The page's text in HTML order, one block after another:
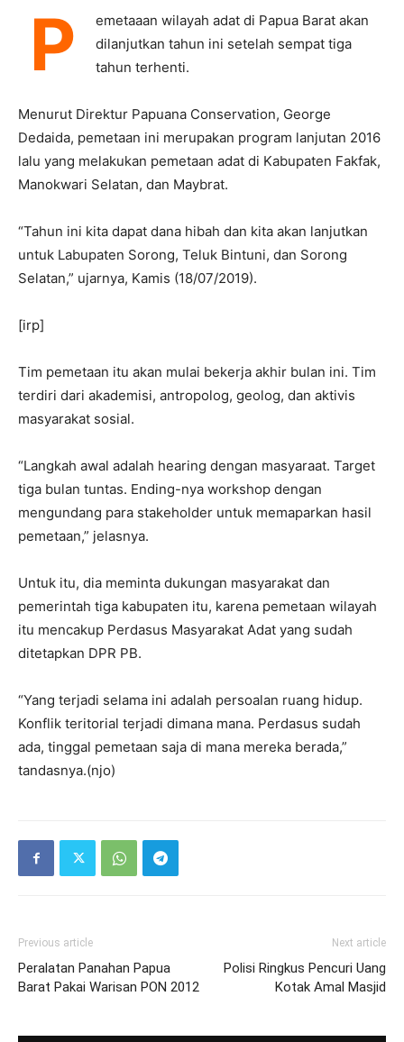
P
emetaaan wilayah adat di Papua Barat akan
dilanjutkan tahun ini setelah sempat tiga
tahun terhenti.
Menurut Direktur Papuana Conservation, George
Dedaida, pemetaan ini merupakan program lanjutan 2016
lalu yang melakukan pemetaan adat di Kabupaten Fakfak,
Manokwari Selatan, dan Maybrat.
“Tahun ini kita dapat dana hibah dan kita akan lanjutkan
untuk Labupaten Sorong, Teluk Bintuni, dan Sorong
Selatan,” ujarnya, Kamis (18/07/2019).
[irp]
Tim pemetaan itu akan mulai bekerja akhir bulan ini. Tim
terdiri dari akademisi, antropolog, geolog, dan aktivis
masyarakat sosial.
“Langkah awal adalah hearing dengan masyaraat. Target
tiga bulan tuntas. Ending-nya workshop dengan
mengundang para stakeholder untuk memaparkan hasil
pemetaan,” jelasnya.
Untuk itu, dia meminta dukungan masyarakat dan
pemerintah tiga kabupaten itu, karena pemetaan wilayah
itu mencakup Perdasus Masyarakat Adat yang sudah
ditetapkan DPR PB.
“Yang terjadi selama ini adalah persoalan ruang hidup.
Konflik teritorial terjadi dimana mana. Perdasus sudah
ada, tinggal pemetaan saja di mana mereka berada,”
tandasnya.(njo)
Previous article
Peralatan Panahan Papua
Barat Pakai Warisan PON 2012
Next article
Polisi Ringkus Pencuri Uang
Kotak Amal Masjid